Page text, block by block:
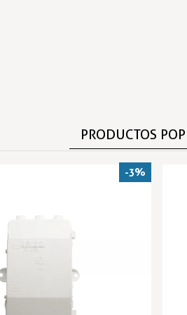
PRODUCTOS
-3%